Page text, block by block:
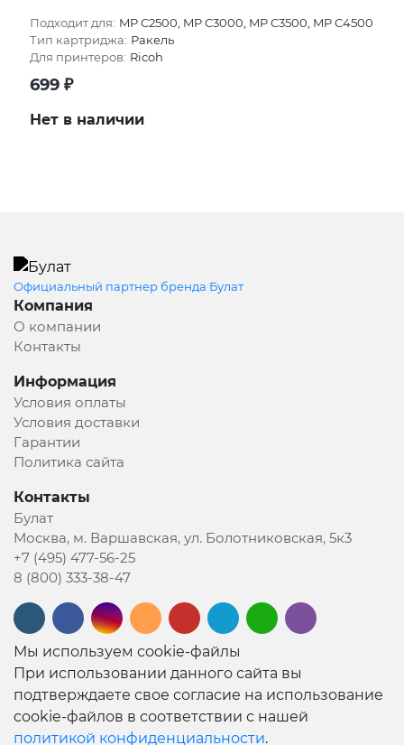
Подходит для: MP C2500, MP C3000, MP C3500, MP C4500
Тип картриджа: Ракель
Для принтеров: Ricoh
699 ₽
Нет в наличии
Официальный партнер бренда Булат
Компания
О компании
Контакты
Информация
Условия оплаты
Условия доставки
Гарантии
Политика сайта
Контакты
Булат
Москва, м. Варшавская, ул. Болотниковская, 5к3
+7 (495) 477-56-25
8 (800) 333-38-47
Мы используем cookie-файлы
При использовании данного сайта вы
подтверждаете свое согласие на использование
cookie-файлов в соответствии с нашей
политикой конфиденциальности.